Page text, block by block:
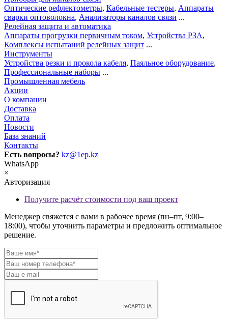
Оптические рефлектометры, Кабельные тестеры, Аппараты
сварки оптоволокна, Анализаторы каналов связи ...
Релейная защита и автоматика
Аппараты прогрузки первичным током, Устройства РЗА,
Комплексы испытаний релейных защит ...
Инструменты
Устройства резки и прокола кабеля, Паяльное оборудование,
Профессиональные наборы ...
Промышленная мебель
Акции
О компании
Доставка
Оплата
Новости
База знаний
Контакты
Есть вопросы? kz@1ep.kz
WhatsApp
×
Авторизация
Получите расчёт стоимости под ваш проект
Менеджер свяжется с вами в рабочее время (пн–пт, 9:00–
18:00), чтобы уточнить параметры и предложить оптимальное
решение.